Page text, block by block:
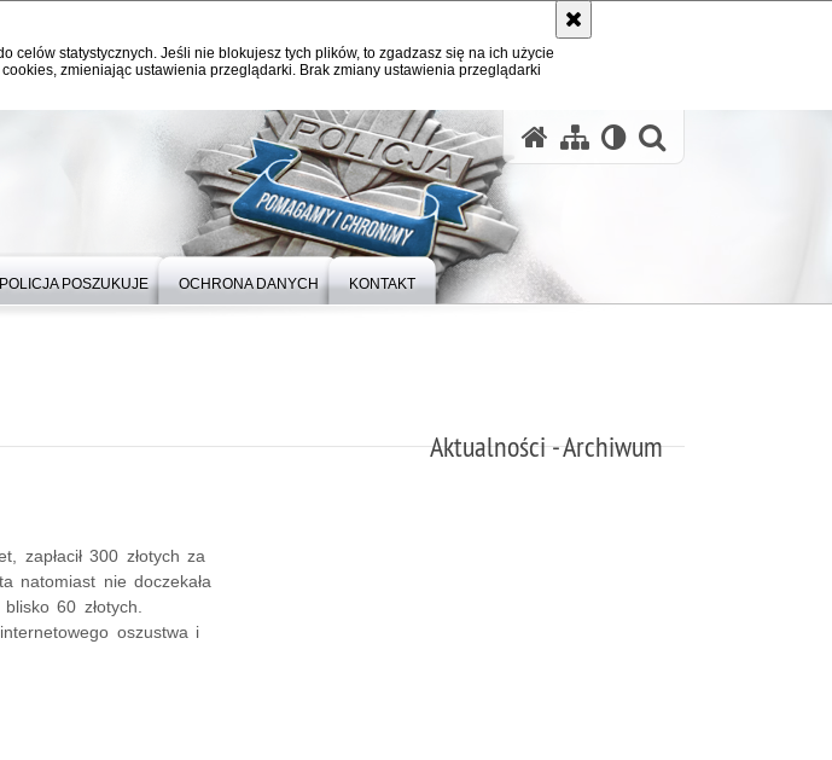
celów statystycznych. Jeśli nie blokujesz tych plików, to zgadzasz się na ich użycie
zmieniając ustawienia przeglądarki. Brak zmiany ustawienia przeglądarki
POLICJA POSZUKUJE OCHRONA DANYCH KONTAKT
Aktualności - Archiwum
zapłacił 300 złotych za
natomiast nie doczekała
60 złotych.
oszustwa i